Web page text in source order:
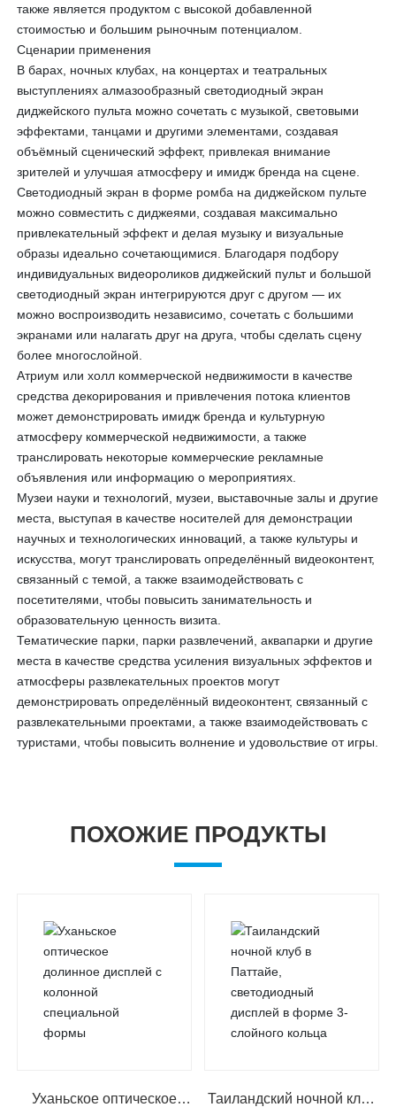
также является продуктом с высокой добавленной
стоимостью и большим рыночным потенциалом.
Сценарии применения
В барах, ночных клубах, на концертах и театральных
выступлениях алмазообразный светодиодный экран
диджейского пульта можно сочетать с музыкой, световыми
эффектами, танцами и другими элементами, создавая
объёмный сценический эффект, привлекая внимание
зрителей и улучшая атмосферу и имидж бренда на сцене.
Светодиодный экран в форме ромба на диджейском пульте
можно совместить с диджеями, создавая максимально
привлекательный эффект и делая музыку и визуальные
образы идеально сочетающимися. Благодаря подбору
индивидуальных видеороликов диджейский пульт и большой
светодиодный экран интегрируются друг с другом — их
можно воспроизводить независимо, сочетать с большими
экранами или налагать друг на друга, чтобы сделать сцену
более многослойной.
Атриум или холл коммерческой недвижимости в качестве
средства декорирования и привлечения потока клиентов
может демонстрировать имидж бренда и культурную
атмосферу коммерческой недвижимости, а также
транслировать некоторые коммерческие рекламные
объявления или информацию о мероприятиях.
Музеи науки и технологий, музеи, выставочные залы и другие
места, выступая в качестве носителей для демонстрации
научных и технологических инноваций, а также культуры и
искусства, могут транслировать определённый видеоконтент,
связанный с темой, а также взаимодействовать с
посетителями, чтобы повысить занимательность и
образовательную ценность визита.
Тематические парки, парки развлечений, аквапарки и другие
места в качестве средства усиления визуальных эффектов и
атмосферы развлекательных проектов могут
демонстрировать определённый видеоконтент, связанный с
развлекательными проектами, а также взаимодействовать с
туристами, чтобы повысить волнение и удовольствие от игры.
ПОХОЖИЕ ПРОДУКТЫ
Уханьское оптическое
Таиландский ночной клуб